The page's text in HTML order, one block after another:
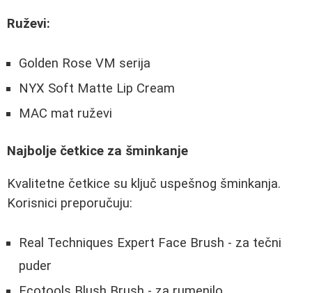
Ruževi:
Golden Rose VM serija
NYX Soft Matte Lip Cream
MAC mat ruževi
Najbolje četkice za šminkanje
Kvalitetne četkice su ključ uspešnog šminkanja.
Korisnici preporučuju:
Real Techniques Expert Face Brush - za tečni
puder